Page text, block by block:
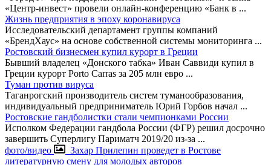
«Центр-инвест» провели онлайн-конференцию «Банк в ...
Жизнь предприятия в эпоху коронавируса
Исследовательский департамент группы компаний
«БрендХаус» на основе собственной системы мониторинга ...
Ростовский бизнесмен купил курорт в Греции
Бывший владелец «Донского табка» Иван Саввиди купил в
Греции курорт Porto Carras за 205 млн евро ...
Туман против вируса
Таганрогский производитель систем туманообразования,
индивидуальный предприниматель Юрий Горбов начал ...
Ростовские гандболистки стали чемпионками России
Исполком Федерации гандбола России (ФГР) решил досрочно
завершить Суперлигу Париматч 2019/20 из-за ...
фото/видео
Захар Прилепин проведет в Ростове
литературную смену для молодых авторов